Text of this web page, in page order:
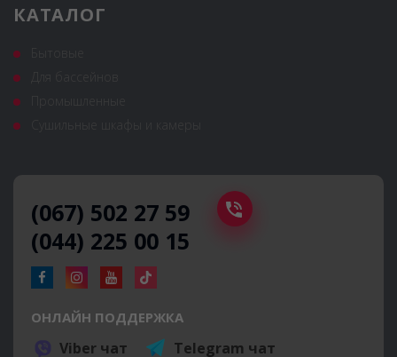
КАТАЛОГ
(067) 502 27 59
(044) 225 00 15
ОНЛАЙН ПОДДЕРЖКА
Viber чат Telegram чат